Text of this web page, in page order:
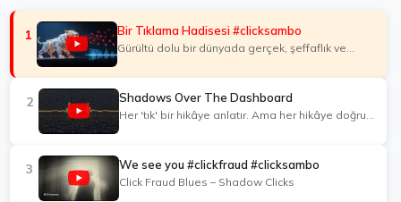
1 Bir Tıklama Hadisesi #clicksambo
Gürültü dolu bir dünyada gerçek, şeffaflık ve
2 Shadows Over The Dashboard
Her 'tık' bir hikâye anlatır. Ama her hikâye doğru
3 We see you #clickfraud #clicksambo
Click Fraud Blues – Shadow Clicks